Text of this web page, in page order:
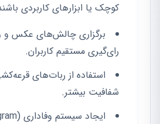
کوچک یا ابزارهای کاربردی
برگزاری چالش‌های عکس و
رای‌گیری مستقیم کاربران.
استفاده از ربات‌های
شفافیت بیشتر.